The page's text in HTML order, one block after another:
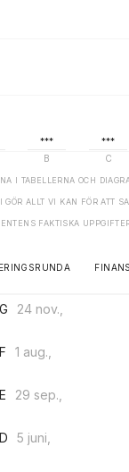
I TABELLERNA OCH
GÖR ALLT VI KAN FÖR ATT
FAKTISKA
24 nov.,
1 aug.,
29 sep.,
5 juni,